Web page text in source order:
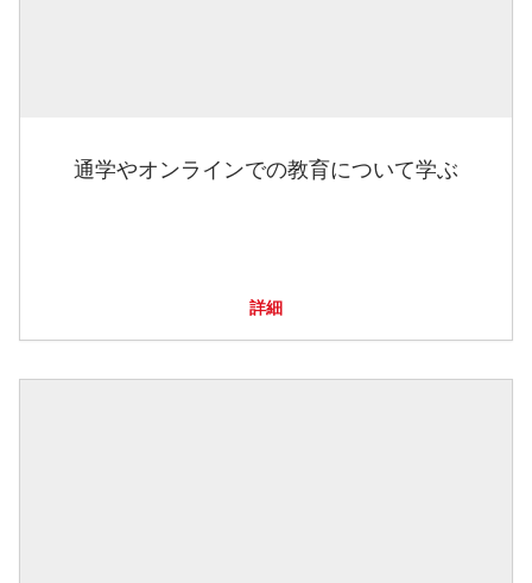
通学やオンラインでの教育について学ぶ
詳細